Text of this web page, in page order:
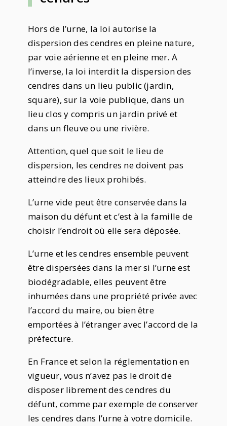
Hors de l’urne, la loi autorise la
dispersion des cendres en pleine nature,
par voie aérienne et en pleine mer. A
l’inverse, la loi interdit la dispersion des
cendres dans un lieu public (jardin,
square), sur la voie publique, dans un
lieu clos y compris un jardin privé et
dans un fleuve ou une rivière.
Attention, quel que soit le lieu de
dispersion, les cendres ne doivent pas
atteindre des lieux prohibés.
L’urne vide peut être conservée dans la
maison du défunt et c’est à la famille de
choisir l’endroit où elle sera déposée.
L’urne et les cendres ensemble peuvent
être dispersées dans la mer si l’urne est
biodégradable, elles peuvent être
inhumées dans une propriété privée avec
l’accord du maire, ou bien être
emportées à l’étranger avec l’accord de la
préfecture.
En France et selon la réglementation en
vigueur, vous n’avez pas le droit de
disposer librement des cendres du
défunt, comme par exemple de conserver
les cendres dans l’urne à votre domicile.